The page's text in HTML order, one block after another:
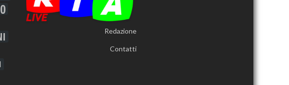
Redazione
Contatti